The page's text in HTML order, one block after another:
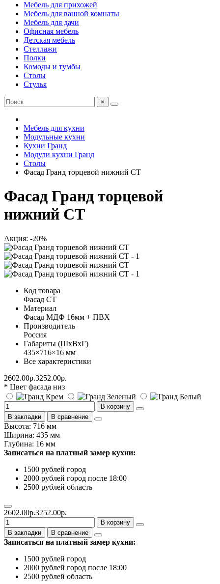
Мебель для прихожей
Мебель для ванной комнаты
Мебель для дачи
Офисная мебель
Детская мебель
Стеллажи
Полки
Комоды и тумбы
Столы
Стулья
×
Мебель для кухни
Модульные кухни
Кухни Гранд
Модули кухни Гранд
Столы
Фасад Гранд торцевой нижний СТ
Фасад Гранд торцевой
нижний СТ
Акция: -20%
Код товара
Фасад СТ
Материал
Фасад МДФ 16мм + ПВХ
Производитель
Россия
Габариты (ШхВхГ)
435×716×16 мм
Все характеристики
2602.00р.3252.00р.
* Цвет фасада низ
В корзину
В закладки
В сравнение
Высота: 716 мм
Ширина: 435 мм
Глубина: 16 мм
Записаться на платный замер кухни:
1500 рублей город
2000 рублей город после 18:00
2500 рублей область
2602.00р.3252.00р.
В корзину
В закладки
В сравнение
Записаться на платный замер кухни:
1500 рублей город
2000 рублей город после 18:00
2500 рублей область